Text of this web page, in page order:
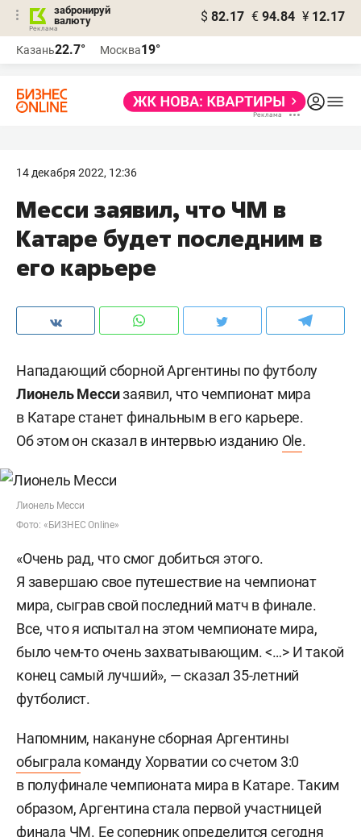
забронируй
валюту
$ 82.17 € 94.84 ¥ 12.17
Казань22.7° Москва19°
14 декабря 2022, 12:36
Месси заявил, что ЧМ в
Катаре будет последним в
его карьере
Нападающий сборной Аргентины по футболу
Лионель Мессизаявил, что чемпионат мира
в Катаре станет финальным в его карьере.
Об этом он сказал в интервью изданию Ole.
Лионель Месси
Фото: «БИЗНЕС Online»
«Очень рад, что смог добиться этого.
Я завершаю свое путешествие на чемпионат
мира, сыграв свой последний матч в финале.
Все, что я испытал на этом чемпионате мира,
было чем-то очень захватывающим. <…> И такой
конец самый лучший», — сказал 35-летний
футболист.
Напомним, накануне сборная Аргентины
обыграла команду Хорватии со счетом 3:0
в полуфинале чемпионата мира в Катаре. Таким
образом, Аргентина стала первой участницей
финала ЧМ. Ее соперник определится сегодня